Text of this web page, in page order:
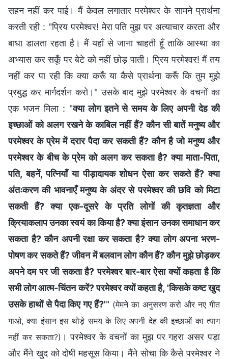
सहन नहीं कर पाई। मैं केवल लगातार परमेश्वर के सामने प्रार्थना
करती रही : "प्रिय परमेश्वर! मेरा पति मुझ पर अत्याचार करता और
बाधा डालता रहता है। मैं यहाँ से जाना चाहती हूँ ताकि आस्था का
अभ्यास कर सकूँ पर बेटे को नहीं छोड़ पाती। प्रिय परमेश्वर! मैं तय
नहीं कर पा रही कि क्या करूँ या कैसे प्रार्थना करूँ कि तुम मुझे
प्रबुद्ध कर मार्गदर्शन करो।" उसके बाद मुझे परमेश्वर के वचनों का
एक भजन मिला : "क्या लोग इतने से समय के लिए अपनी देह की
इच्छाओं को अलग रखने के काबिल नहीं हैं? कौन सी बातें मनुष्य और
परमेश्वर के प्रेम में दरार पैदा कर सकती हैं? कौन है जो मनुष्य और
परमेश्वर के बीच के प्रेम को अलग कर सकता है? क्या माता-पिता,
पति, बहनें, पत्नियाँ या पीड़ादायक शोधन ऐसा कर सकते हैं? क्या
अंतःकरण की भावनाएँ मनुष्य के अंदर से परमेश्वर की छवि को मिटा
सकती हैं? क्या एक-दूसरे के प्रति लोगों की कृतज्ञता और
क्रियाकलाप उनका स्वयं का किया है? क्या इंसान उनका समाधान कर
सकता है? कौन अपनी रक्षा कर सकता है? क्या लोग अपना भरण-
पोषण कर सकते हैं? जीवन में बलवान लोग कौन हैं? कौन मुझे छोड़कर
अपने दम पर जी सकता है? परमेश्वर बार-बार ऐसा क्यों कहता है कि
सभी लोग आत्म-चिंतन करें? परमेश्वर क्यों कहता है, 'किसके कष्ट खुद
उसके हाथों से पैदा किए गए हैं?'" (मेमने का अनुसरण करो और नए गीत
गाओ, क्या इंसान इस थोड़े समय के लिए अपनी देह की इच्छाओं का त्याग
नहीं कर सकता?) । परमेश्वर के वचनों का मुझ पर गहरा असर पड़ा
और मैंने खुद को दोषी महसूस किया। मैंने सोचा कि कैसे परमेश्वर ने